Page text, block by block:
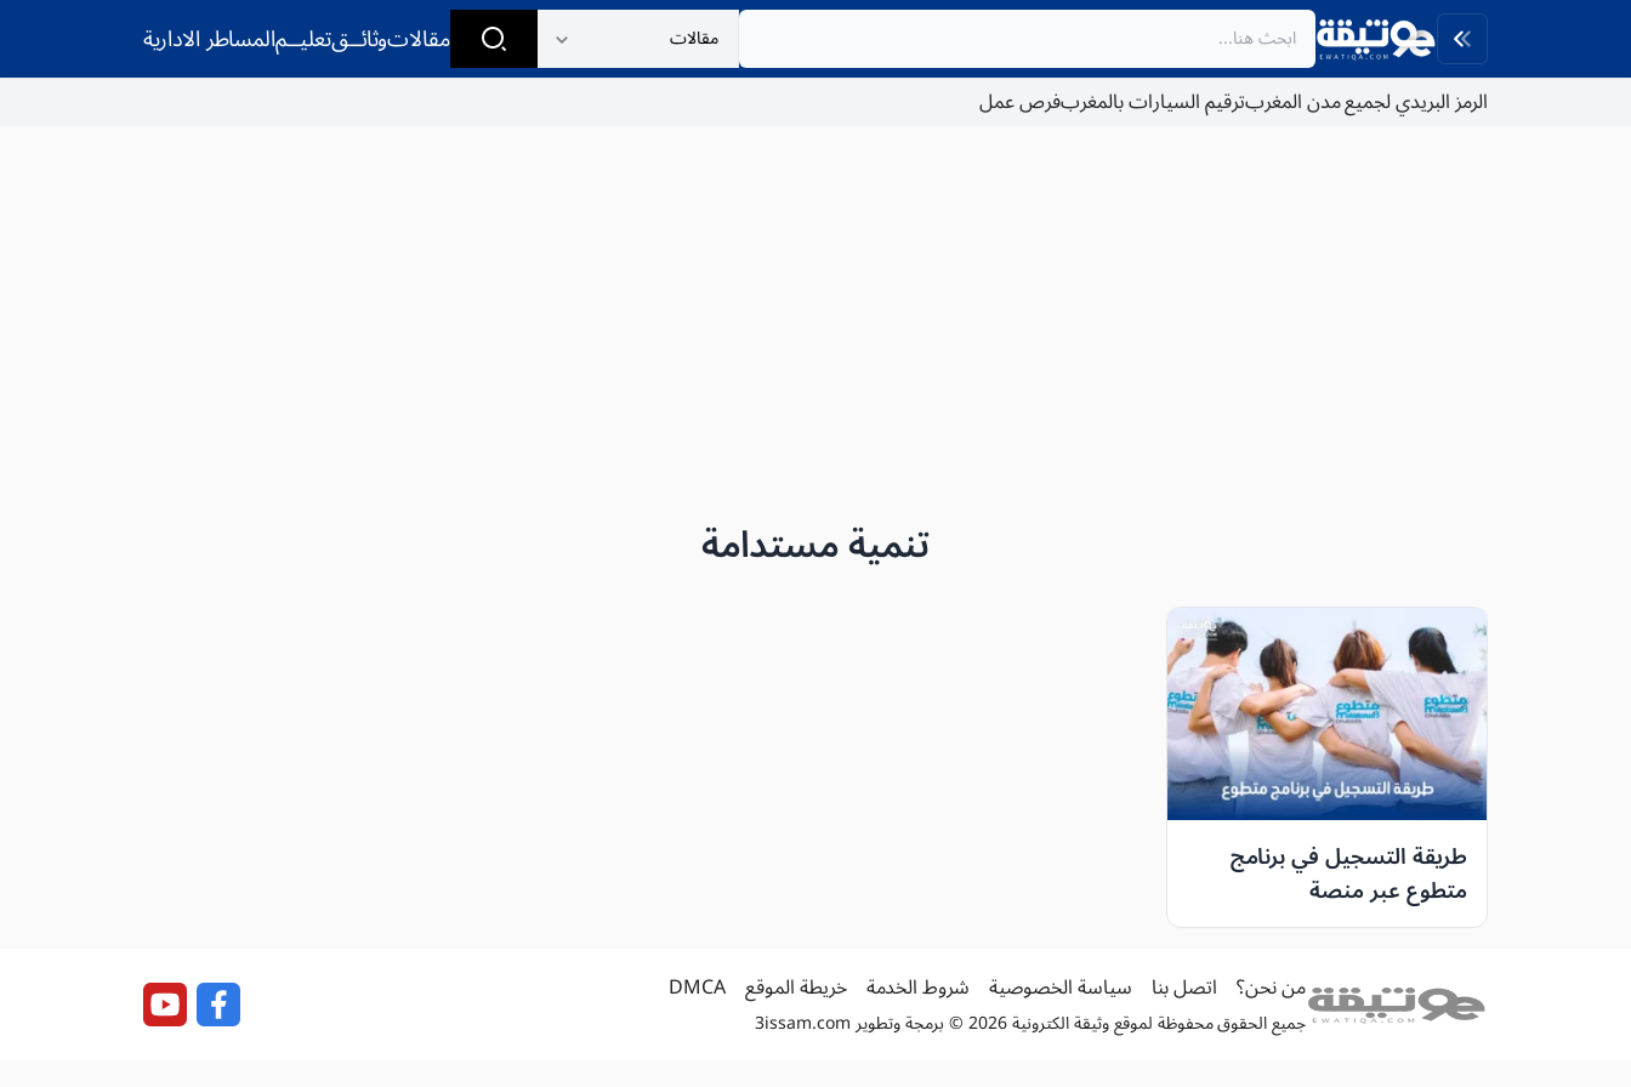
مقالاتوثائــقتعليــمالمساطر الادارية
الرمز البريدي لجميع مدن المغربترقيم السيارات بالمغربفرص عمل
تنمية مستدامة
طريقة التسجيل في برنامج
متطوع عبر منصة
Motatawi3.ma: الشروط،
من نحن؟ اتصل بنا سياسة الخصوصية شروط الخدمة خريطة الموقع DMCA
جميع الحقوق محفوظة لموقع وثيقة الكترونية 2026 © برمجة وتطوير 3issam.com